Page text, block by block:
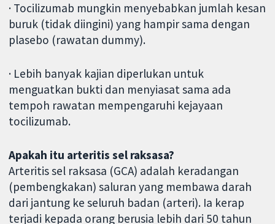
· Tocilizumab mungkin menyebabkan jumlah kesan
buruk (tidak diingini) yang hampir sama dengan
plasebo (rawatan dummy).
· Lebih banyak kajian diperlukan untuk
menguatkan bukti dan menyiasat sama ada
tempoh rawatan mempengaruhi kejayaan
tocilizumab.
Apakah itu arteritis sel raksasa?
Arteritis sel raksasa (GCA) adalah keradangan
(pembengkakan) saluran yang membawa darah
dari jantung ke seluruh badan (arteri). Ia kerap
terjadi kepada orang berusia lebih dari 50 tahun